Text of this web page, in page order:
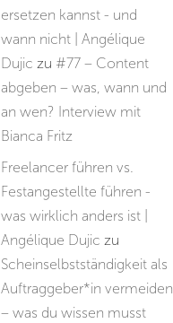
ersetzen kannst - und
wann nicht | Angélique
Dujic zu #77 – Content
abgeben – was, wann und
an wen? Interview mit
Bianca Fritz
Freelancer führen vs.
Festangestellte führen -
was wirklich anders ist |
Angélique Dujic zu
Scheinselbstständigkeit als
Auftraggeber*in vermeiden
– was du wissen musst